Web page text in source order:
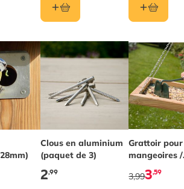
Clous en aluminium
(paquet de 3)
2,99
Grattoir pour
mangeoires /
nichoirs
3,59
3,99